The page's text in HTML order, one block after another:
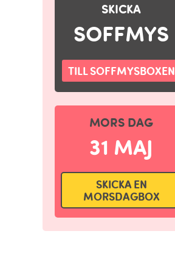
SKICKA
SOFFMYS
TILL SOFFMYSBOXEN
MORS DAG
31 MAJ
SKICKA EN
MORSDAGBOX